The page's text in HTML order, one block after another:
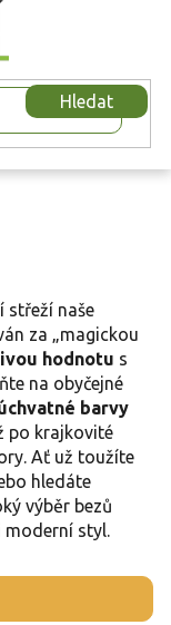
Hledat
střeží naše
za „magickou
hodnotu s
na obyčejné
barvy
po krajkovité
Ať už toužíte
hledáte
výběr bezů
styl.